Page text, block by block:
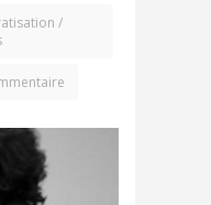
/